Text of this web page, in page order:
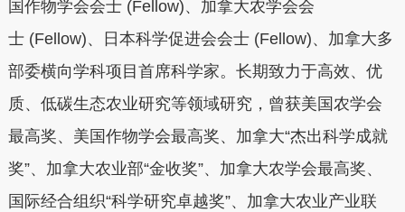
国作物学会会士 (Fellow)、加拿大农学会会
士 (Fellow)、日本科学促进会会士 (Fellow)、加拿大多
部委横向学科项目首席科学家。长期致力于高效、优
质、低碳生态农业研究等领域研究，曾获美国农学会
最高奖、美国作物学会最高奖、加拿大“杰出科学成就
奖”、加拿大农业部“金收奖”、加拿大农学会最高奖、
国际经合组织“科学研究卓越奖”、加拿大农业产业联